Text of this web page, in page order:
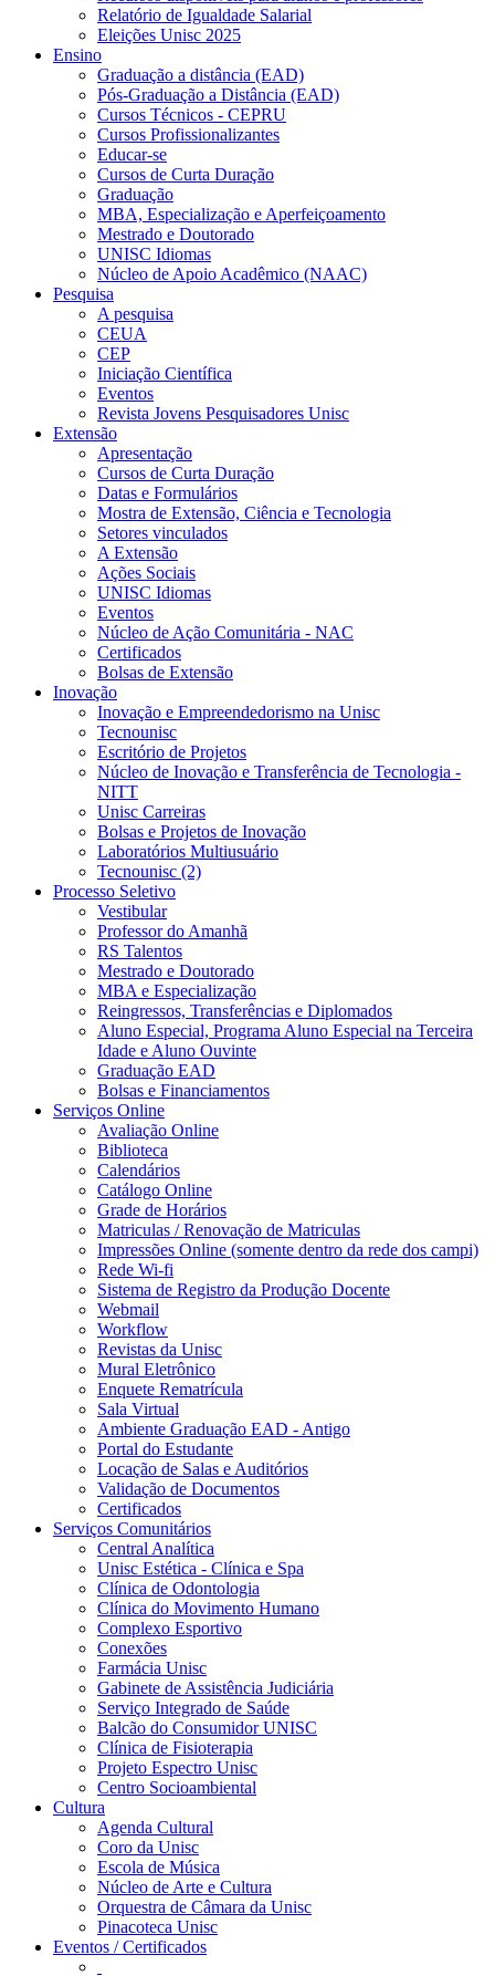
Relatório de Igualdade Salarial
Eleições Unisc 2025
Ensino
Graduação a distância (EAD)
Pós-Graduação a Distância (EAD)
Cursos Técnicos - CEPRU
Cursos Profissionalizantes
Educar-se
Cursos de Curta Duração
Graduação
MBA, Especialização e Aperfeiçoamento
Mestrado e Doutorado
UNISC Idiomas
Núcleo de Apoio Acadêmico (NAAC)
Pesquisa
A pesquisa
CEUA
CEP
Iniciação Científica
Eventos
Revista Jovens Pesquisadores Unisc
Extensão
Apresentação
Cursos de Curta Duração
Datas e Formulários
Mostra de Extensão, Ciência e Tecnologia
Setores vinculados
A Extensão
Ações Sociais
UNISC Idiomas
Eventos
Núcleo de Ação Comunitária - NAC
Certificados
Bolsas de Extensão
Inovação
Inovação e Empreendedorismo na Unisc
Tecnounisc
Escritório de Projetos
Núcleo de Inovação e Transferência de Tecnologia -
NITT
Unisc Carreiras
Bolsas e Projetos de Inovação
Laboratórios Multiusuário
Tecnounisc (2)
Processo Seletivo
Vestibular
Professor do Amanhã
RS Talentos
Mestrado e Doutorado
MBA e Especialização
Reingressos, Transferências e Diplomados
Aluno Especial, Programa Aluno Especial na Terceira
Idade e Aluno Ouvinte
Graduação EAD
Bolsas e Financiamentos
Serviços Online
Avaliação Online
Biblioteca
Calendários
Catálogo Online
Grade de Horários
Matriculas / Renovação de Matriculas
Impressões Online (somente dentro da rede dos campi)
Rede Wi-fi
Sistema de Registro da Produção Docente
Webmail
Workflow
Revistas da Unisc
Mural Eletrônico
Enquete Rematrícula
Sala Virtual
Ambiente Graduação EAD - Antigo
Portal do Estudante
Locação de Salas e Auditórios
Validação de Documentos
Certificados
Serviços Comunitários
Central Analítica
Unisc Estética - Clínica e Spa
Clínica de Odontologia
Clínica do Movimento Humano
Complexo Esportivo
Conexões
Farmácia Unisc
Gabinete de Assistência Judiciária
Serviço Integrado de Saúde
Balcão do Consumidor UNISC
Clínica de Fisioterapia
Projeto Espectro Unisc
Centro Socioambiental
Cultura
Agenda Cultural
Coro da Unisc
Escola de Música
Núcleo de Arte e Cultura
Orquestra de Câmara da Unisc
Pinacoteca Unisc
Eventos / Certificados